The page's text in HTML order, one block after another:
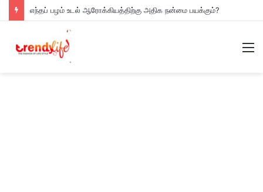
எந்தப் பழம் உடல் ஆரோக்கியத்திற்கு அதிக நன்மை பயக்கும்?